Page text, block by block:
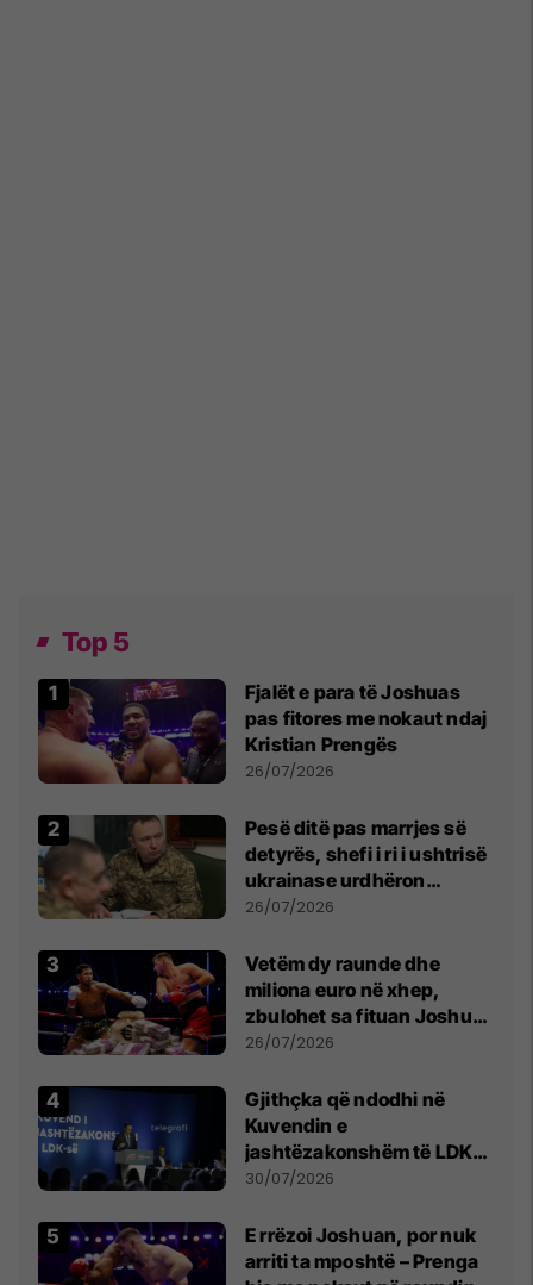
Top 5
Fjalët e para të Joshuas
pas fitores me nokaut ndaj
Kristian Prengës
26/07/2026
Pesë ditë pas marrjes së
detyrës, shefi i ri i ushtrisë
ukrainase urdhëron
kontroll të madh
26/07/2026
Vetëm dy raunde dhe
miliona euro në xhep,
zbulohet sa fituan Joshua
e Prenga
26/07/2026
Gjithçka që ndodhi në
Kuvendin e
jashtëzakonshëm të LDK-
së
30/07/2026
E rrëzoi Joshuan, por nuk
arriti ta mposhtë – Prenga